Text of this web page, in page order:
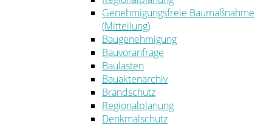
Genehmigungsfreie Baumaßnahme
(Mitteilung)
Baugenehmigung
Bauvoranfrage
Baulasten
Bauaktenarchiv
Brandschutz
Regionalplanung
Denkmalschutz